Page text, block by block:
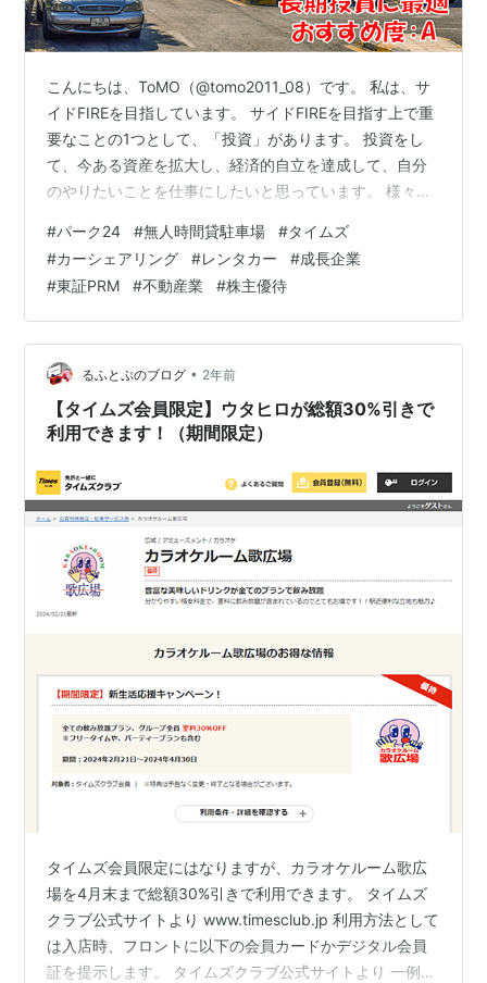
こんにちは、ToMO（@tomo2011_08）です。 私は、サ
イドFIREを目指しています。 サイドFIREを目指す上で重
要なことの1つとして、「投資」があります。 投資をし
て、今ある資産を拡大し、経済的自立を達成して、自分
のやりたいことを仕事にしたいと思っています。 様々な
あり、株式投資を行う上で株式銘柄を分析することは非
常に重要なことです。 日本株式投資をされる方の必需品
といえるのが、以下の四季報になります。 お持ちでない
方は、以下から購入して読まれることをお勧めします。
リンク 銘柄の事業内容は？、業績はどうか？、配当はい
くらなのか？…
#パーク24 #無人時間貸駐車場 #タイムズ
#カーシェアリング #レンタカー #成長企業
#東証PRM #不動産業 #株主優待
るふとぷのブログ • 2年前
【タイムズ会員限定】ウタヒロが総額30%引きで
利用できます！（期間限定）
タイムズ会員限定にはなりますが、カラオケルーム歌広
場を4月末まで総額30%引きで利用できます。 タイムズ
クラブ公式サイトより www.timesclub.jp 利用方法として
は入店時、フロントに以下の会員カードかデジタル会員
証を提示します。 タイムズクラブ公式サイトより 一例と